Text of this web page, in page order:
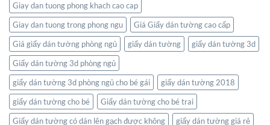
giới
ngay
trong
không
gian
sống
của
bạn
Giay dan tuong phong khach cao cap
Giay dan tuong trong phong ngu
Giá Giấy dán tường cao cấp
Giá giấy dán tường phòng ngủ
giấy dán tường
giấy dán tường 3d
Giấy dán tường 3d phòng ngủ
giấy dán tường 3d phòng ngủ cho bé gái
giấy dán tường 2018
giấy dán tường cho bé
Giấy dán tường cho bé trai
Giấy dán tường có dán lên gạch được không
giấy dán tường giá rẻ